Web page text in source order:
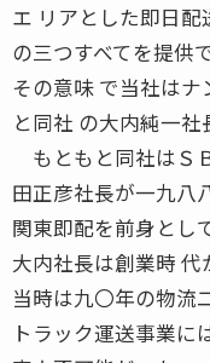
エ リアとした即日
の三つすべてを提供
その意味 で当社はナ
と同社 の大内純一社
もともと同社はＳ
田正彦社長が一九八
関東即配を前身とし
大内社長は創業時 代
当時は九〇年の物流
トラック運送事業に